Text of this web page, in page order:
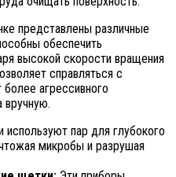
представлены различные
обеспечить
высокой скорости вращения
справляться с
агрессивного
вручную.
используют пар для глубокого
микробы и разрушая